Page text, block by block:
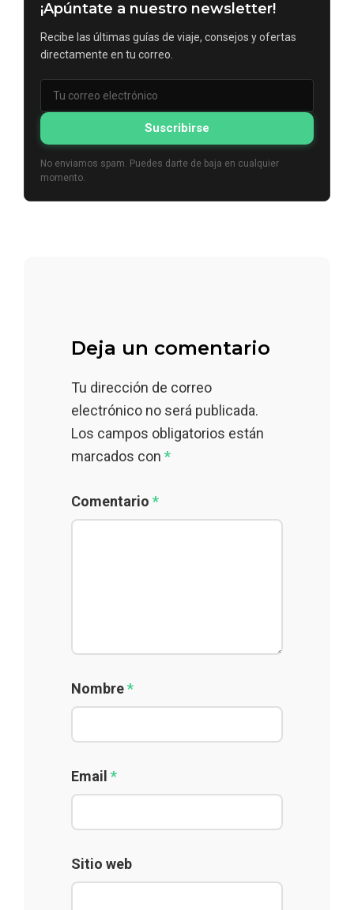
¡Apúntate a nuestro newsletter!
Recibe las últimas guías de viaje, consejos y ofertas
directamente en tu correo.
Suscribirse
No enviamos spam. Puedes darte de baja en cualquier
momento.
Deja un comentario
Tu dirección de correo
electrónico no será publicada.
Los campos obligatorios están
marcados con *
Comentario *
Nombre*
Email *
Sitio web